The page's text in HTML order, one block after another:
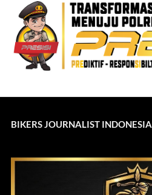
BIKERS JOURNALIST INDONESIA